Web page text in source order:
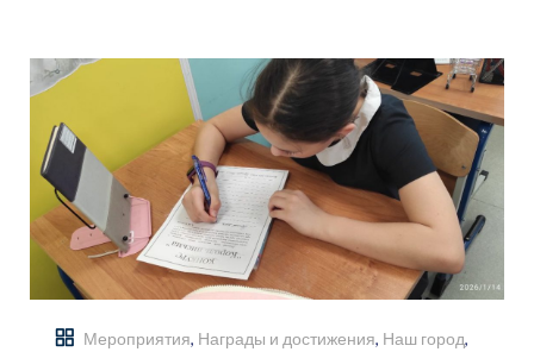
Мероприятия, Награды и достижения, Наш город,